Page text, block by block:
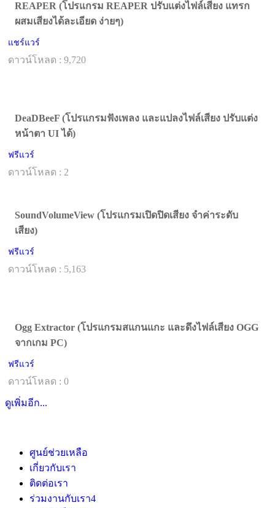
REAPER (โปรแกรม REAPER ปรับแต่งไฟล์เสียง แทรก
ผสมเสียงได้ละเอียด ง่ายๆ)
แชร์แวร์
ดาวน์โหลด : 9,720
DeaDBeeF (โปรแกรมฟังเพลง และแปลงไฟล์เสียง ปรับแต่ง
หน้าตา UI ได้)
ฟรีแวร์
ดาวน์โหลด : 2
SoundVolumeView (โปรแกรมเปิดปิดเสียง จำค่าระดับ
เสียง)
ฟรีแวร์
ดาวน์โหลด : 5,163
Ogg Extractor (โปรแกรมสแกนแกะ และดึงไฟล์เสียง OGG
จากเกม PC)
ฟรีแวร์
ดาวน์โหลด : 0
ดูเพิ่มอีก...
ศูนย์ช่วยเหลือ
เกี่ยวกับเรา
ติดต่อเรา
ร่วมงานกับเรา4